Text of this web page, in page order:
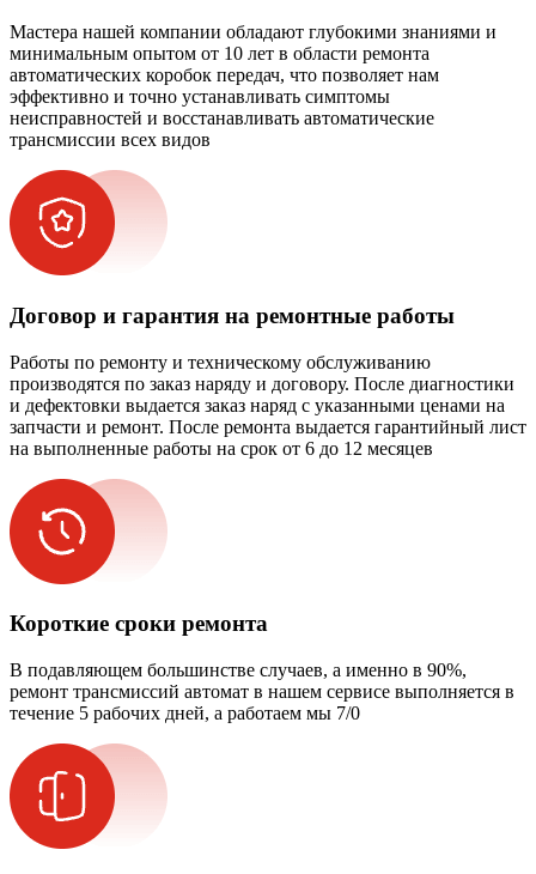
Мастера нашей компании обладают глубокими знаниями и
минимальным опытом от 10 лет в области ремонта
автоматических коробок передач, что позволяет нам
эффективно и точно устанавливать симптомы
неисправностей и восстанавливать автоматические
трансмиссии всех видов
Договор и гарантия на ремонтные работы
Работы по ремонту и техническому обслуживанию
производятся по заказ наряду и договору. После диагностики
и дефектовки выдается заказ наряд с указанными ценами на
запчасти и ремонт. После ремонта выдается гарантийный лист
на выполненные работы на срок от 6 до 12 месяцев
Короткие сроки ремонта
В подавляющем большинстве случаев, а именно в 90%,
ремонт трансмиссий автомат в нашем сервисе выполняется в
течение 5 рабочих дней, а работаем мы 7/0